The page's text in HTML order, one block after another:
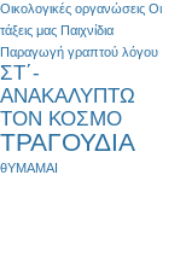
Οικολογικές οργανώσεις Οι
τάξεις μας Παιχνίδια
Παραγωγή γραπτού λόγου
ΣΤ΄-
ΑΝΑΚΑΛΥΠΤΩ
ΤΟΝ ΚΟΣΜΟ
ΤΡΑΓΟΥΔΙΑ
θΥΜΑΜΑΙ